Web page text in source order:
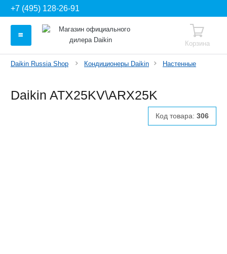
+7 (495) 128-26-91
Корзина
Daikin Russia Shop Кондиционеры Daikin Настенные
Daikin ATX25KV\ARX25K
Код товара: 306